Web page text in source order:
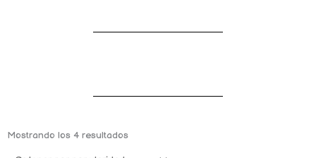
Mostrando los 4 resultadospor